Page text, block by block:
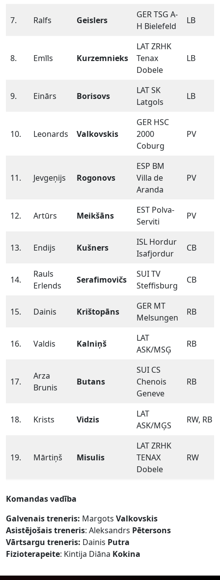
7. Ralfs Geislers
GER TSG A-
H Bielefeld
LB
8. Emīls Kurzemnieks
LAT ZRHK
Tenax
Dobele
LB
9. Einārs Borisovs
LAT SK
Latgols
LB
10. Leonards Valkovskis
GER HSC
2000
Coburg
PV
11. Jevgeņijs Rogonovs
ESP BM
Villa de
Aranda
PV
12. Artūrs Meikšāns
EST Polva-
Serviti
PV
13. Endijs Kušners
ISL Hordur
Isafjordur
CB
14.
Rauls
Erlends
Serafimovičs
SUI TV
Steffisburg
CB
15. Dainis Krištopāns
GER MT
Melsungen
RB
16. Valdis Kalniņš
LAT
ASK/MSĢ
RB
17.
Arza
Brunis
Butans
SUI CS
Chenois
Geneve
RB
18. Krists Vidzis
LAT
ASK/MĢS
RW, RB
19. Mārtiņš Misulis
LAT ZRHK
TENAX
Dobele
RW
Komandas vadība
Galvenais treneris: Margots Valkovskis
Asistējošais treneris: Aleksandrs Pētersons
Vārtsargu treneris: Dainis Putra
Fizioterapeite: Kintija Diāna Kokina